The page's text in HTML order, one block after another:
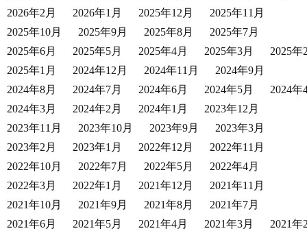
2026年2月
2026年1月 2025年12月
2025年11月
2025年10月
2025年9月 2025年8月
2025年7月
2025年6月
2025年5月 2025年4月 2025年3月
2025年
2025年1月
2024年12月 2024年11月
2024年9月
2024年8月
2024年7月 2024年6月 2024年5月
2024年
2024年3月
2024年2月 2024年1月
2023年12月
2023年11月
2023年10月 2023年9月
2023年3月
2023年2月
2023年1月 2022年12月
2022年11月
2022年10月
2022年7月 2022年5月
2022年4月
2022年3月
2022年1月 2021年12月
2021年11月
2021年10月
2021年9月 2021年8月
2021年7月
2021年6月
2021年5月 2021年4月 2021年3月
2021年